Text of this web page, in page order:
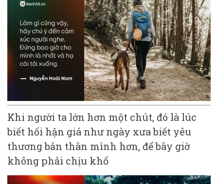
Khi người ta lớn hơn một chút, đó là lúc
biết hối hận giá như ngày xưa biết yêu
thương bản thân mình hơn, để bây giờ
không phải chịu khổ